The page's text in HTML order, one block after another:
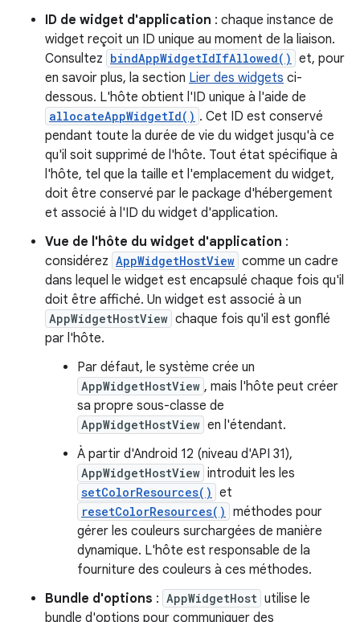
ID de widget d'application : chaque instance de
widget reçoit un ID unique au moment de la liaison.
Consultez bindAppWidgetIdIfAllowed() et, pour
en savoir plus, la section Lier des widgets ci-
dessous. L'hôte obtient l'ID unique à l'aide de
allocateAppWidgetId() . Cet ID est conservé
pendant toute la durée de vie du widget jusqu'à ce
qu'il soit supprimé de l'hôte. Tout état spécifique à
l'hôte, tel que la taille et l'emplacement du widget,
doit être conservé par le package d'hébergement
et associé à l'ID du widget d'application.
Vue de l'hôte du widget d'application :
considérez AppWidgetHostView comme un cadre
dans lequel le widget est encapsulé chaque fois qu'il
doit être affiché. Un widget est associé à un
AppWidgetHostView chaque fois qu'il est gonflé
par l'hôte.
Par défaut, le système crée un
AppWidgetHostView , mais l'hôte peut créer
sa propre sous-classe de
AppWidgetHostView en l'étendant.
À partir d'Android 12 (niveau d'API 31),
AppWidgetHostView introduit les les
setColorResources() et
resetColorResources() méthodes pour
gérer les couleurs surchargées de manière
dynamique. L'hôte est responsable de la
fourniture des couleurs à ces méthodes.
Bundle d'options : AppWidgetHost utilise le
bundle d'options pour communiquer des